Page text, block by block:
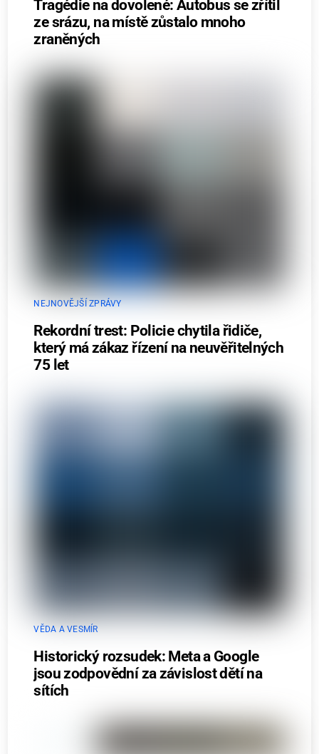
Tragédie na dovolené: Autobus se zřítil
ze srázu, na místě zůstalo mnoho
zraněných
NEJNOVĚJŠÍ ZPRÁVY
Rekordní trest: Policie chytila řidiče,
který má zákaz řízení na neuvěřitelných
75 let
VĚDA A VESMÍR
Historický rozsudek: Meta a Google
jsou zodpovědní za závislost dětí na
sítích